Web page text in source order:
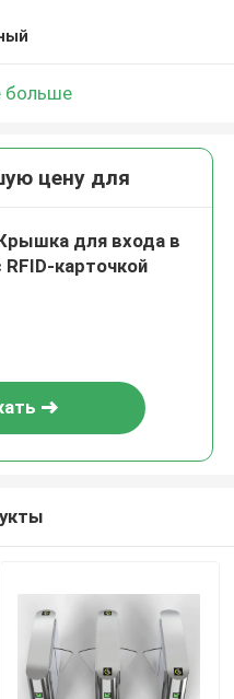
больше
цену для
для входа в
RFID-карточкой